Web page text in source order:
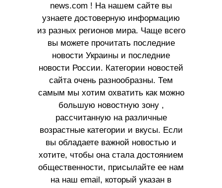
news.com ! На нашем сайте вы
узнаете достоверную информацию
из разных регионов мира. Чаще всего
вы можете прочитать последние
новости Украины и последние
новости России. Категории новостей
сайта очень разнообразны. Тем
самым мы хотим охватить как можно
большую новостную зону ,
рассчитанную на различные
возрастные категории и вкусы. Если
вы обладаете важной новостью и
хотите, чтобы она стала достоянием
общественности, присылайте ее нам
на наш email, который указан в